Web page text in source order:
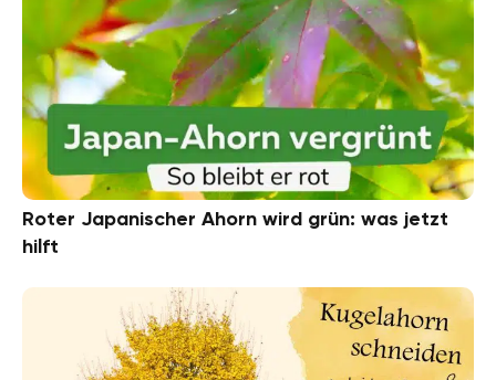
Roter Japanischer Ahorn wird grün: was jetzt
hilft